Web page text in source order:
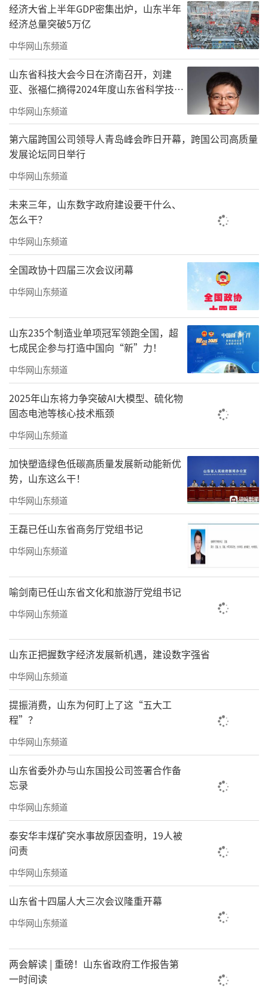
经济大省上半年GDP密集出炉，山东半年
经济总量突破5万亿
中华网山东频道
山东省科技大会今日在济南召开，刘建
亚、张福仁摘得2024年度山东省科学技术
奖最高奖！
中华网山东频道
第六届跨国公司领导人青岛峰会昨日开幕，跨国公司高质量
发展论坛同日举行
中华网山东频道
未来三年，山东数字政府建设要干什么、
怎么干？
中华网山东频道
全国政协十四届三次会议闭幕
中华网山东频道
山东235个制造业单项冠军领跑全国，超
七成民企参与打造中国向“新”力！
中华网山东频道
2025年山东将力争突破AI大模型、硫化物
固态电池等核心技术瓶颈
中华网山东频道
加快塑造绿色低碳高质量发展新动能新优
势，山东这么干！
中华网山东频道
王磊已任山东省商务厅党组书记
中华网山东频道
喻剑南已任山东省文化和旅游厅党组书记
中华网山东频道
山东正把握数字经济发展新机遇，建设数字强省
中华网山东频道
提振消费，山东为何盯上了这“五大工
程”？
中华网山东频道
山东省委外办与山东国投公司签署合作备
忘录
中华网山东频道
泰安华丰煤矿突水事故原因查明，19人被
问责
中华网山东频道
山东省十四届人大三次会议隆重开幕
中华网山东频道
两会解读 | 重磅！山东省政府工作报告第
一时间读